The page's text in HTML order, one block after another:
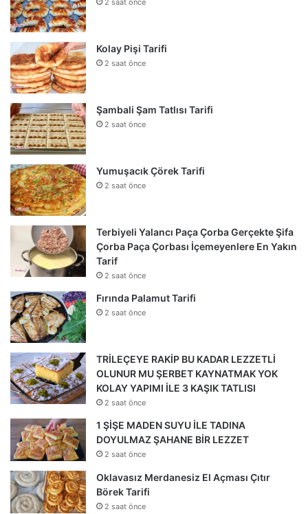
Kolay Pişi Tarifi
2 saat önce
Şambali Şam Tatlısı Tarifi
2 saat önce
Yumuşacık Çörek Tarifi
2 saat önce
Terbiyeli Yalancı Paça Çorba Gerçekte Şifa
Çorba Paça Çorbası İçemeyenlere En Yakın
Tarif
2 saat önce
Fırında Palamut Tarifi
2 saat önce
TRİLEÇEYE RAKİP BU KADAR LEZZETLİ
OLUNUR MU ŞERBET KAYNATMAK YOK
KOLAY YAPIMI İLE 3 KAŞIK TATLISI
2 saat önce
1 ŞİŞE MADEN SUYU İLE TADINA
DOYULMAZ ŞAHANE BİR LEZZET
2 saat önce
Oklavasız Merdanesiz El Açması Çıtır
Börek Tarifi
2 saat önce